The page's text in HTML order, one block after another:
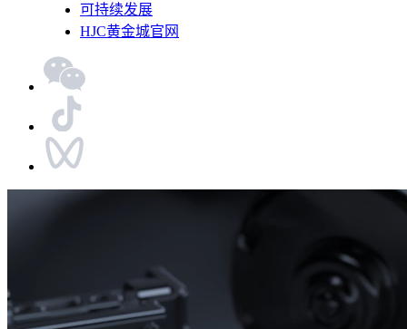
可持续发展
HJC黄金城官网